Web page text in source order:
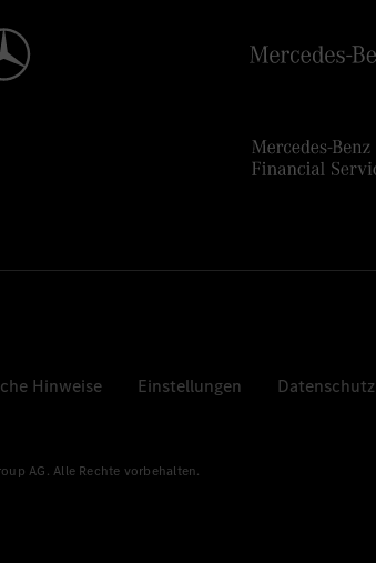
Hinweise Einstellungen Datenschutz
AG. Alle Rechte vorbehalten.